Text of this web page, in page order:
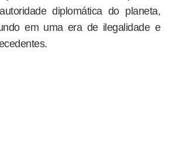
diplomática do planeta,
em uma era de ilegalidade e